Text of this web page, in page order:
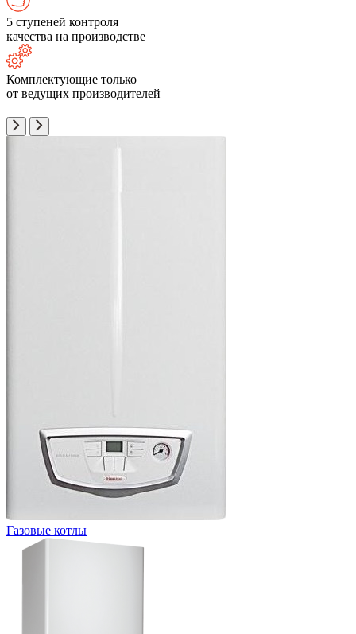
5 ступеней контроля
качества на производстве
Комплектующие только
от ведущих производителей
Газовые котлы